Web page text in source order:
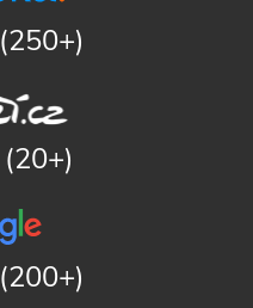
(250+)
(20+)
(200+)